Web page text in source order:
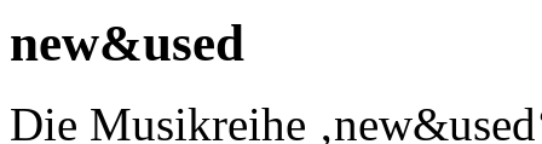
new&used
Die Musikreihe